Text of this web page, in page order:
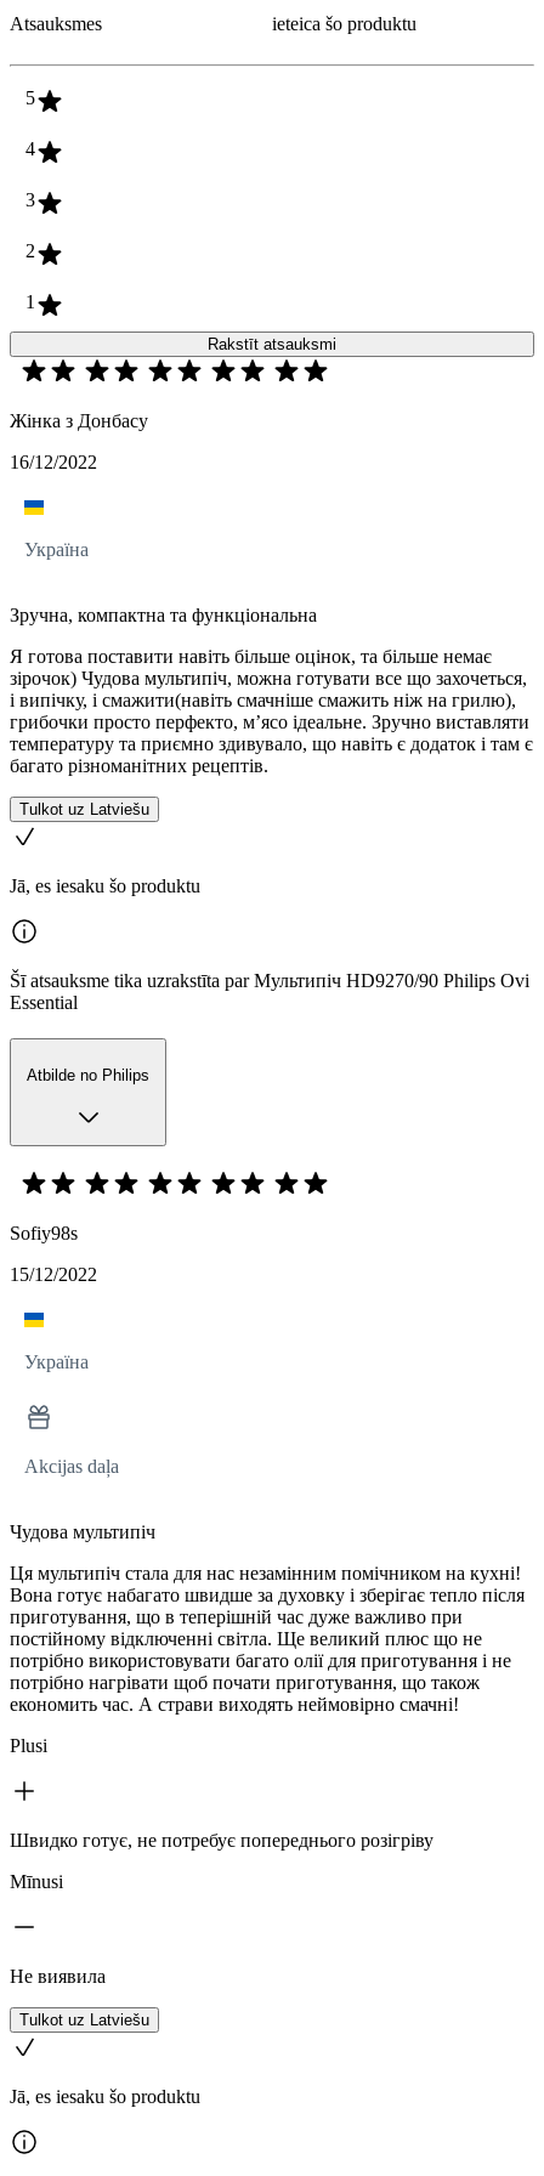
Atsauksmes
ieteica šo produktu
5
4
3
2
1
Rakstīt atsauksmi
Жінка з Донбасу
16/12/2022
Україна
Зручна, компактна та функціональна
Я готова поставити навіть більше оцінок, та більше немає
зірочок) Чудова мультипіч, можна готувати все що захочеться,
і випічку, і смажити(навіть смачніше смажить ніж на грилю),
грибочки просто перфекто, м’ясо ідеальне. Зручно виставляти
температуру та приємно здивувало, що навіть є додаток і там є
багато різноманітних рецептів.
Tulkot uz Latviešu
Jā, es iesaku šo produktu
Šī atsauksme tika uzrakstīta par Мультипіч HD9270/90 Philips Ovi
Essential
Atbilde no Philips
Sofiy98s
15/12/2022
Україна
Akcijas daļa
Чудова мультипіч
Ця мультипіч стала для нас незамінним помічником на кухні!
Вона готує набагато швидше за духовку і зберігає тепло після
приготування, що в теперішній час дуже важливо при
постійному відключенні світла. Ще великий плюс що не
потрібно використовувати багато олії для приготування і не
потрібно нагрівати щоб почати приготування, що також
економить час. А страви виходять неймовірно смачні!
Plusi
Швидко готує, не потребує попереднього розігріву
Mīnusi
Не виявила
Tulkot uz Latviešu
Jā, es iesaku šo produktu